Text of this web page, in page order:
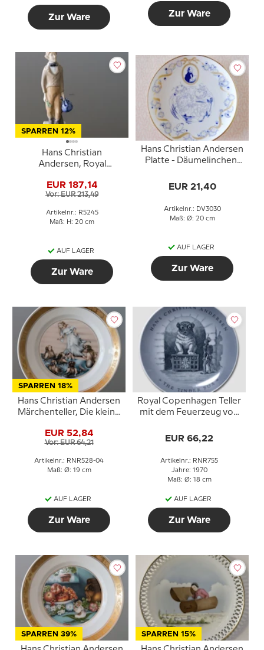
Zur Ware Zur Ware
SPARREN 12%
Hans Christian
Andersen, Royal
5245
EUR 187,14
Vor: EUR 213,49
Artikelnr.: R5245
Maß: H: 20 cm
AUF LAGER
Zur Ware
Hans Christian Andersen
Platte - Däumelinchen,
EUR 21,40
Artikelnr.: DV3030
Maß: Ø: 20 cm
AUF LAGER
Zur Ware
SPARREN 18%
Hans Christian Andersen
Märchenteller, Die kleine
Copenhagen
EUR 52,84
Vor: EUR 64,21
Artikelnr.: RNR528-04
Maß: Ø: 19 cm
AUF LAGER
Zur Ware
Royal Copenhagen Teller
mit dem Feuerzeug von
EUR 66,22
Artikelnr.: RNR755
Jahre: 1970
Maß: Ø: 18 cm
AUF LAGER
Zur Ware
SPARREN 39% SPARREN 15%